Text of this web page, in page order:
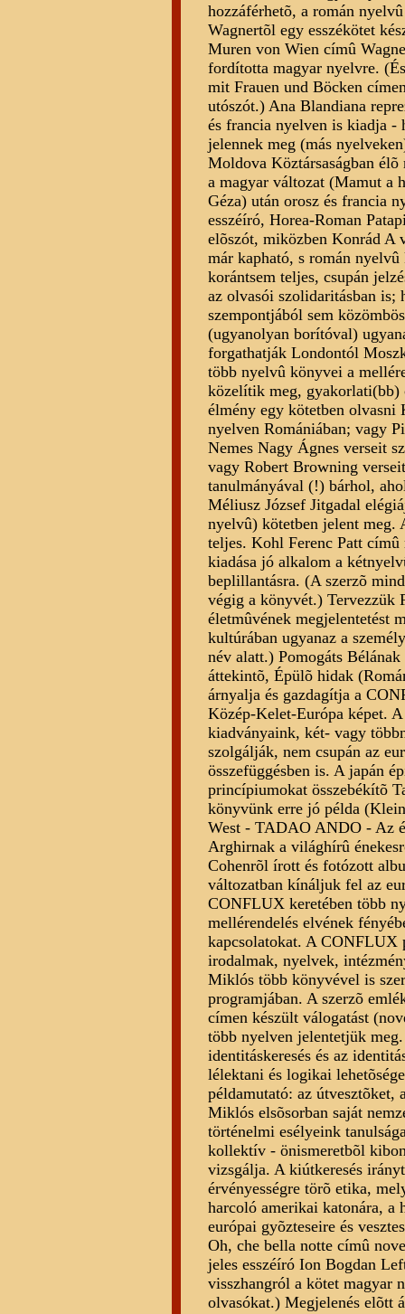
hozzáférhetõ, a román
Wagnertõl egy esszékötet
Muren von Wien címû
fordította magyar nyelvre.
mit Frauen und Böcken
utószót.) Ana Blandiana
és francia nyelven is kiadja -
jelennek meg (más
Moldova Köztársaságban
a magyar változat (Mamut a
Géza) után orosz és francia
esszéíró, Horea-Roman
elõszót, miközben Konrád A
már kapható, s román
korántsem teljes, csupán
az olvasói szolidaritásban is;
szempontjából sem
(ugyanolyan borítóval)
forgathatják Londontól
több nyelvû könyvei a
közelítik meg, gyakorlati(bb)
élmény egy kötetben olvasni
nyelven Romániában; vagy
Nemes Nagy Ágnes verseit
vagy Robert Browning
tanulmányával (!) bárhol,
Méliusz József Jitgadal
nyelvû) kötetben jelent meg.
teljes. Kohl Ferenc Patt címû
kiadása jó alkalom a
beplillantásra. (A szerzõ
végig a könyvét.) Tervezzük
életmûvének megjelentetést
kultúrában ugyanaz a
név alatt.) Pomogáts
áttekintõ, Épülõ hidak
árnyalja és gazdagítja a
Közép-Kelet-Európa képet.
kiadványaink, két- vagy
szolgálják, nem csupán az
összefüggésben is. A japán
princípiumokat összebékítõ
könyvünk erre jó példa
West - TADAO ANDO - Az
Arghirnak a világhírû
Cohenrõl írott és fotózott
változatban kínáljuk fel az
CONFLUX keretében több
mellérendelés elvének
kapcsolatokat. A CONFLUX
irodalmak, nyelvek,
Miklós több könyvével is
programjában. A szerzõ
címen készült válogatást
több nyelven jelentetjük
identitáskeresés és az
lélektani és logikai
példamutató: az útvesztõket,
Miklós elsõsorban saját
történelmi esélyeink
kollektív - önismeretbõl
vizsgálja. A kiútkeresés
érvényességre törõ etika,
harcoló amerikai katonára, a
európai gyõzteseire és
Oh, che bella notte címû
jeles esszéíró Ion Bogdan
visszhangról a kötet magyar
olvasókat.) Megjelenés elõtt